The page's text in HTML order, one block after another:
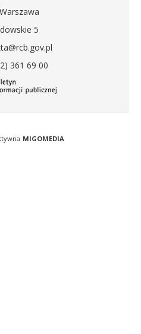
5
361 69 00
MIGOMEDIA